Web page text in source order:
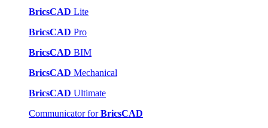
BricsCAD Lite
BricsCAD Pro
BricsCAD BIM
BricsCAD Mechanical
BricsCAD Ultimate
Communicator forBricsCAD